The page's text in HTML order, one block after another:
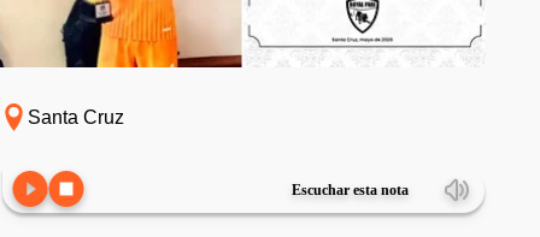
Santa Cruz
Escuchar esta nota